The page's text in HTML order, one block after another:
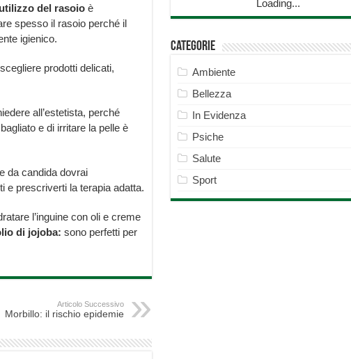
del rasoioè
spesso il rasoio perché il
igienico.
prodotti delicati,
all’estetista, perché
e di irritare la pelle è
da candida dovrai
e prescriverti la terapia adatta.
l’inguine con oli e creme
di jojoba: sono perfetti per
Articolo Successivo
Morbillo: il rischio epidemie
Loading...
Categorie
Ambiente
Bellezza
In Evidenza
Psiche
Salute
Sport